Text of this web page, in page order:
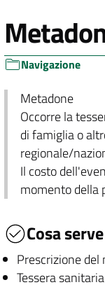
Navigazione
Metadone
Occorre la
di famiglia o
regionale/
Il costo
momento della
Cosa serve
Prescrizione del
Tessera sanitaria